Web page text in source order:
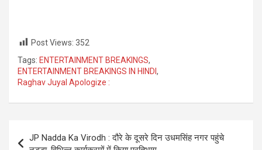
Post Views: 352
Tags: ENTERTAINMENT BREAKINGS,
ENTERTAINMENT BREAKINGS IN HINDI ,
Raghav Juyal Apologize :
JP Nadda Ka Virodh : दौरे के दूसरे दिन उधमसिंह नगर पहुंचे